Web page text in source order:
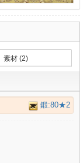
素材 (2)
鍛:80★2